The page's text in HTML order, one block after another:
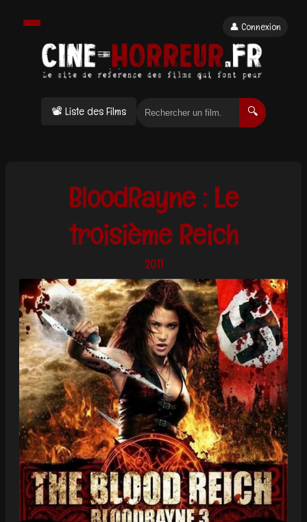
📽 Liste des Films 🔍
👤 Connexion
BloodRayne : Le
troisième Reich
2011